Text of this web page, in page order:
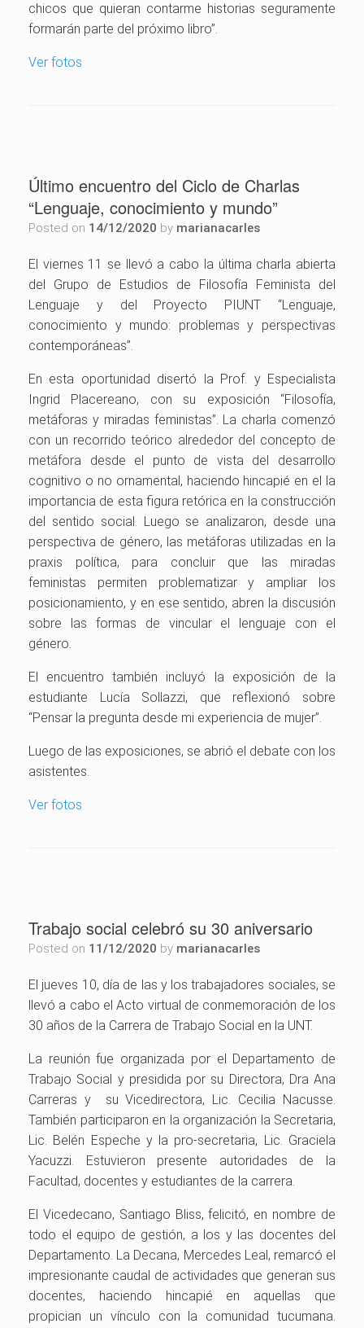
chicos que quieran contarme historias seguramente
formarán parte del próximo libro”.
Ver fotos
Último encuentro del Ciclo de Charlas
“Lenguaje, conocimiento y mundo”
Posted on 14/12/2020 by marianacarles
El viernes 11 se llevó a cabo la última charla abierta
del Grupo de Estudios de Filosofía Feminista del
Lenguaje y del Proyecto PIUNT “Lenguaje,
conocimiento y mundo: problemas y perspectivas
contemporáneas”.
En esta oportunidad disertó la Prof. y Especialista
Ingrid Placereano, con su exposición “Filosofía,
metáforas y miradas feministas”. La charla comenzó
con un recorrido teórico alrededor del concepto de
metáfora desde el punto de vista del desarrollo
cognitivo o no ornamental, haciendo hincapié en el la
importancia de esta figura retórica en la construcción
del sentido social. Luego se analizaron, desde una
perspectiva de género, las metáforas utilizadas en la
praxis política, para concluir que las miradas
feministas permiten problematizar y ampliar los
posicionamiento, y en ese sentido, abren la discusión
sobre las formas de vincular el lenguaje con el
género.
El encuentro también incluyó la exposición de la
estudiante Lucía Sollazzi, que reflexionó sobre
“Pensar la pregunta desde mi experiencia de mujer”.
Luego de las exposiciones, se abrió el debate con los
asistentes.
Ver fotos
Trabajo social celebró su 30 aniversario
Posted on 11/12/2020 by marianacarles
El jueves 10, día de las y los trabajadores sociales, se
llevó a cabo el Acto virtual de conmemoración de los
30 años de la Carrera de Trabajo Social en la UNT.
La reunión fue organizada por el Departamento de
Trabajo Social y presidida por su Directora, Dra Ana
Carreras y su Vicedirectora, Lic. Cecilia Nacusse.
También participaron en la organización la Secretaria,
Lic. Belén Espeche y la pro-secretaria, Lic. Graciela
Yacuzzi. Estuvieron presente autoridades de la
Facultad, docentes y estudiantes de la carrera.
El Vicedecano, Santiago Bliss, felicitó, en nombre de
todo el equipo de gestión, a los y las docentes del
Departamento. La Decana, Mercedes Leal, remarcó el
impresionante caudal de actividades que generan sus
docentes, haciendo hincapié en aquellas que
propician un vínculo con la comunidad tucumana.